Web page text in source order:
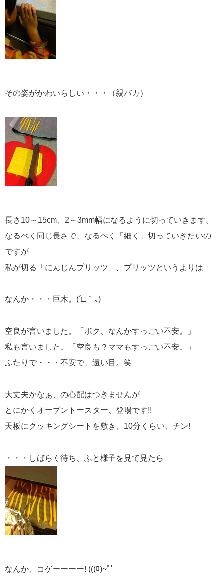
その姿がかわいらしい・・・（親バカ）
長さ10～15cm、2～3mm幅になるように切っていきます。
なるべく同じ長さで、なるべく「細く」切っていきたいの
ですが
私が切る「にんじんプリッツ」、プリッツというよりは
なんか・・・巨木。(´□｀｡)
空良が言いました。「ボク、なんかすっごい不安。」
私も言いました。「空良も？ママもすっごい不安。」
ふたりで・・・不安で、遠い目。笑
大丈夫かなぁ、の心配はつきませんが
とにかくオーブントースター、登場です!!
天板にクッキングシートを敷き、10分くらい、チン!
・・・しばらく待ち、ふと様子を見て見たら
なんか、コゲーーーー! (((ﾛ)~ﾟﾟ